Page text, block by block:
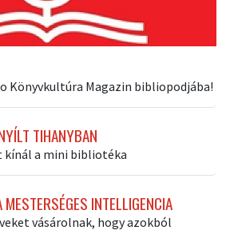
Könyvkultúra Magazin bibliopodjába!
TIHANYBAN
kínál a mini bibliotéka
INTELLIGENCIA
vásárolnak, hogy azokból